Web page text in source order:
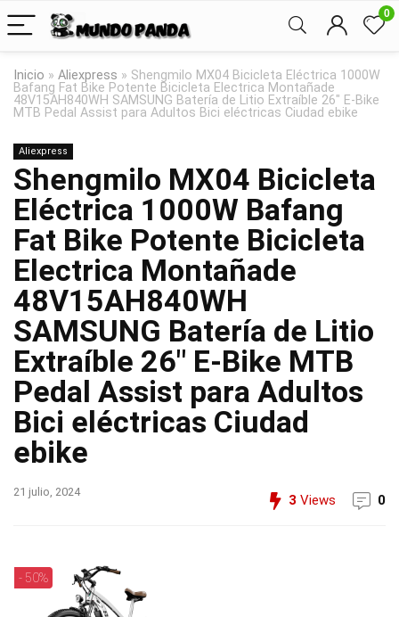
0
Inicio » Aliexpress » Shengmilo MX04 Bicicleta Eléctrica 1000W
Bafang Fat Bike Potente Bicicleta Electrica Montañade
48V15AH840WH SAMSUNG Batería de Litio Extraíble 26″ E-Bike
MTB Pedal Assist para Adultos Bici eléctricas Ciudad ebike
Aliexpress
Shengmilo MX04 Bicicleta
Eléctrica 1000W Bafang
Fat Bike Potente Bicicleta
Electrica Montañade
48V15AH840WH
SAMSUNG Batería de Litio
Extraíble 26″ E-Bike MTB
Pedal Assist para Adultos
Bici eléctricas Ciudad
ebike
21 julio, 2024
3 Views 0
- 50%